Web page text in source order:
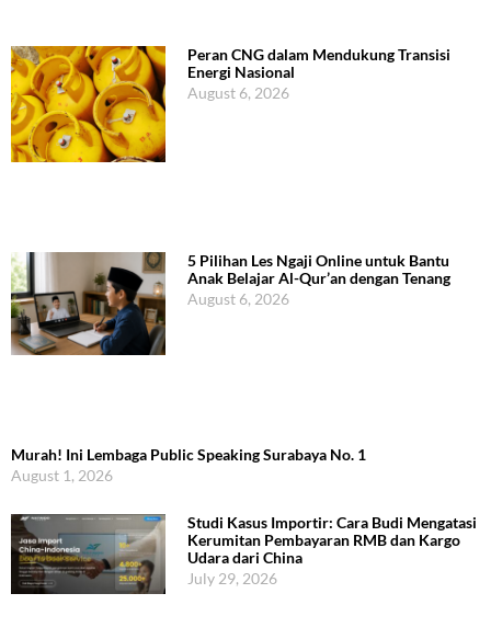
Peran CNG dalam Mendukung Transisi
Energi Nasional
August 6, 2026
5 Pilihan Les Ngaji Online untuk Bantu
Anak Belajar Al-Qur’an dengan Tenang
August 6, 2026
Murah! Ini Lembaga Public Speaking Surabaya No. 1
August 1, 2026
Studi Kasus Importir: Cara Budi Mengatasi
Kerumitan Pembayaran RMB dan Kargo
Udara dari China
July 29, 2026